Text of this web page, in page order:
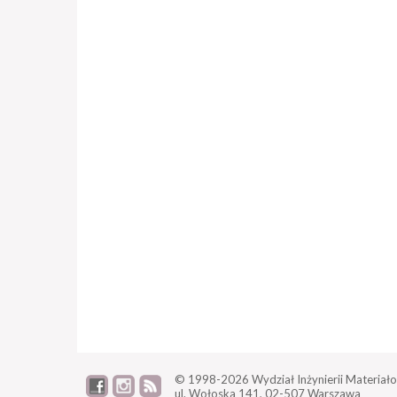
© 1998-2026 Wydział Inżynierii
ul. Wołoska 141, 02-507 Warszawa